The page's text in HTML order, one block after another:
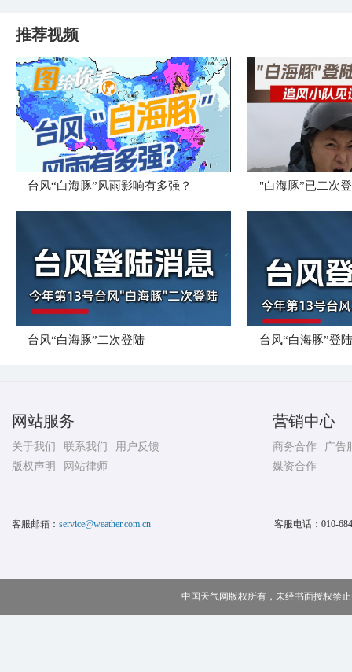
推荐视频
台风“白海豚”风雨影响有多强？ "白海豚”已二次
台风“白海豚”二次登陆 台风“白海豚”登
网站服务
关于我们 联系我们
用户反馈
版权声明
网站律师
营销中心
商务合作
广告
媒资合作
客服邮箱： service@weather.com.cn 客服电话： 010-
中国天气网版权所有，未经书面授权